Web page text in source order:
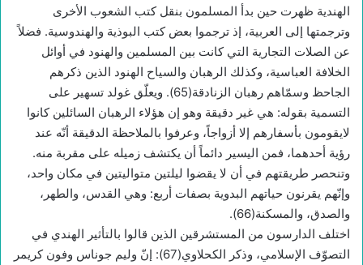
الهندية ظهرت حين بدأ المسلمون بنقل كتب الشعوب الأخرى
وترجمتها إلى العربية، إذ ترجموا بعض كتب البوذية والهندوسية. فضلاً
عن الصلات التجارية التي كانت بين المسلمين والهنود في أوائل
الخلافة العباسية، وكذلك الرهبان والسياح الهنود الذين ذكرهم
الجاحظ وسمّاهم رهبان الزنادقة(65). ويعلّق غولد تسهير على
التسمية بقوله: هي غير دقيقة وهو إن هؤلاء الرهبان السائلين كانوا
لايقومون بأسفارهم إلا أزواجاً، وعرفوا بالملاحظة الدقيقة أنّه عند
رؤية أحدهما، فمن اليسير دائماً أن يكتشف زميله على مقربة منه.
وتنحصر طريقتهم في أن لا يقضوا ليلتين متواليتين في مكان واحد،
وإنّهم يقرنون حياتهم البدوية بصفات أربع: وهي القدس، والطهر،
والصدق، والمسكنة(66).
اختلف الدارسون من المستشرقين الذين قالوا بالتأثير الهندي في
التصوّف الإسلامي، وذكر الكحلاوي(67): إنّ وليم جوناس وفون كريمر